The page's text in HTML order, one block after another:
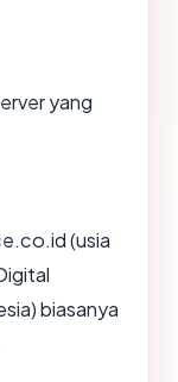
yang
(usia
biasanya